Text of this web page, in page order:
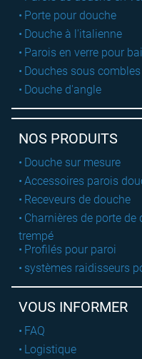
Porte pour douche
Douche à l'italienne
Parois en verre pour
Douches sous combles
Douche d'angle
NOS PRODUITS
Douche sur mesure
Accessoires parois
Receveurs de douche
Charnières de porte
trempé
Profilés pour paroi
systèmes raidisseurs
VOUS INFORMER
FAQ
Logistique